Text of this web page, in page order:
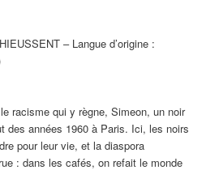
– Langue d’origine :
racisme qui y règne, Simeon, un noir
des années 1960 à Paris. Ici, les noirs
pour leur vie, et la diaspora
: dans les cafés, on refait le monde